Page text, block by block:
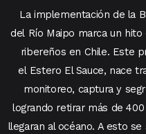
La implementación de la
del Río Maipo marca un
ribereños en Chile. Este
el Estero El Sauce, nace
monitoreo, captura y
logrando retirar más de
llegaran al océano. A esto